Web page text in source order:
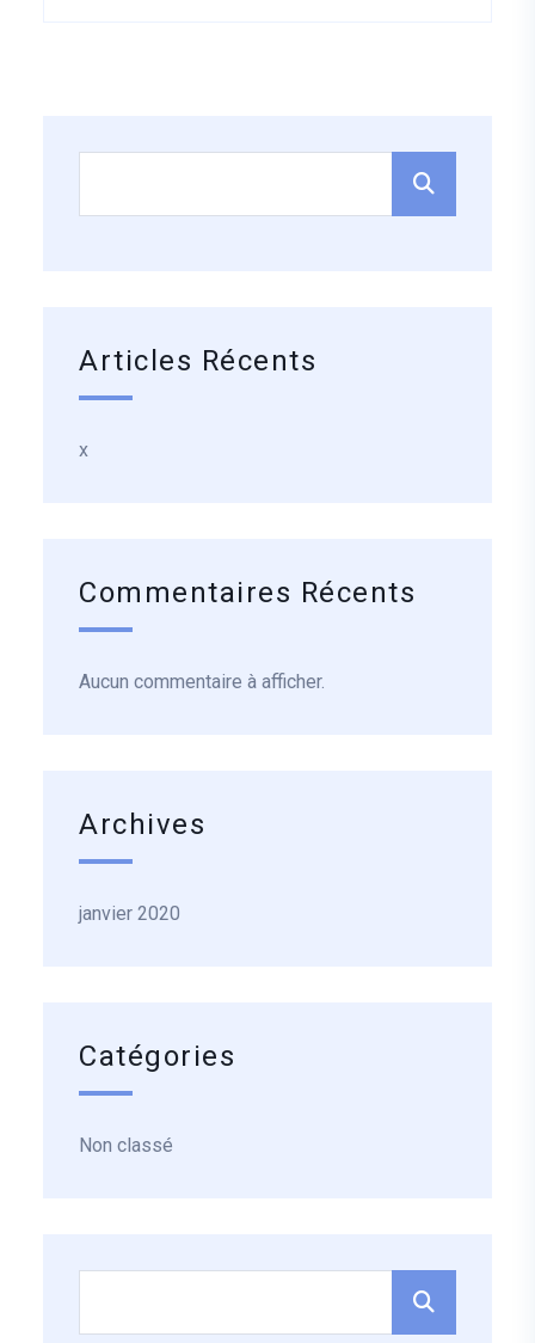
Articles Récents
x
Commentaires Récents
Aucun commentaire à afficher.
Archives
janvier 2020
Catégories
Non classé